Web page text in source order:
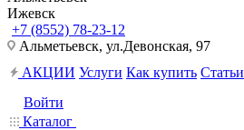
Ижевск
+7 (8552) 78-23-12
Альметьевск, ​ул.Девонская, 97
АКЦИИ Услуги Как купить Статьи
Войти
Каталог